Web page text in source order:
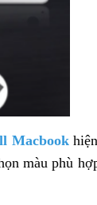
Macbook
màu phù